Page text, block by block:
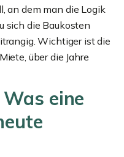
an dem man die Logik
sich die Baukosten
Wichtiger ist die
über die Jahre
eine